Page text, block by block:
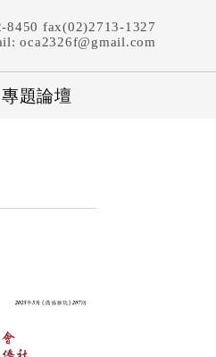
8450 fax(02)2713-1327
oca2326f@gmail.com
專題論壇